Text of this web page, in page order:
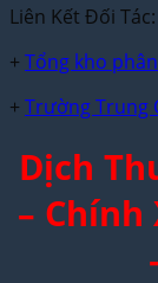
Liên Kết Đối Tác:
+ Tổng kho
+ Trường Trung
Dịch
– Chính